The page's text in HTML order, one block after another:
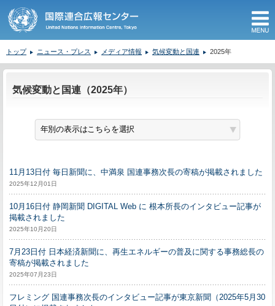
トップ ニュース・プレス メディア情報 気候変動と国連 2025年
気候変動と国連（2025年）
11月13日付 毎日新聞に、中満泉 国連事務次長の寄稿が掲載されました
2025年12月01日
10月16日付 静岡新聞 DIGITAL Web に 根本所長のインタビュー記事が
掲載されました
2025年10月20日
7月23日付 日本経済新聞に、再生エネルギーの普及に関する事務総長の
寄稿が掲載されました
2025年07月23日
フレミング 国連事務次長のインタビュー記事が東京新聞（2025年5月30